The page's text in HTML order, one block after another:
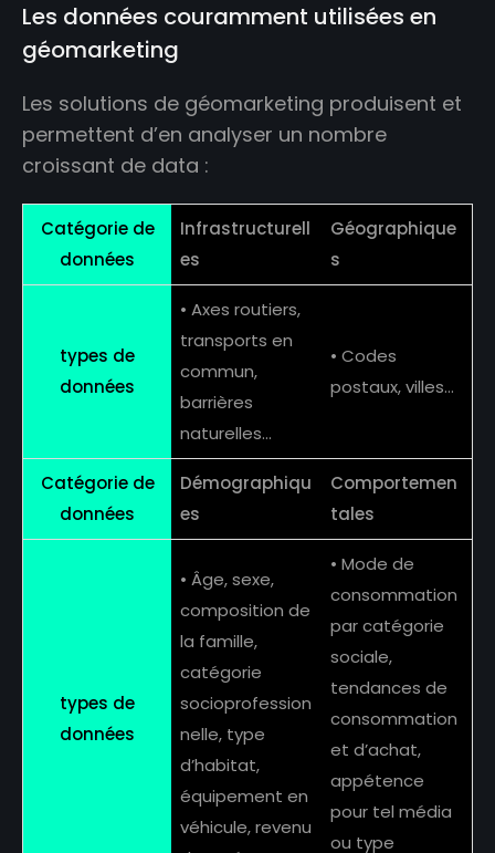
Les données couramment utilisées en
géomarketing
Les solutions de géomarketing produisent et
permettent d’en analyser un nombre
croissant de data :
Catégorie de
données
Infrastructurell
es
Géographique
s
types de
données
• Axes routiers,
transports en
commun,
barrières
naturelles…
• Codes
postaux, villes…
Catégorie de
données
Démographiqu
es
Comportemen
tales
types de
données
• Âge, sexe,
composition de
la famille,
catégorie
socioprofession
nelle, type
d’habitat,
équipement en
véhicule, revenu
• Mode de
consommation
par catégorie
sociale,
tendances de
consommation
et d’achat,
appétence
pour tel média
ou type